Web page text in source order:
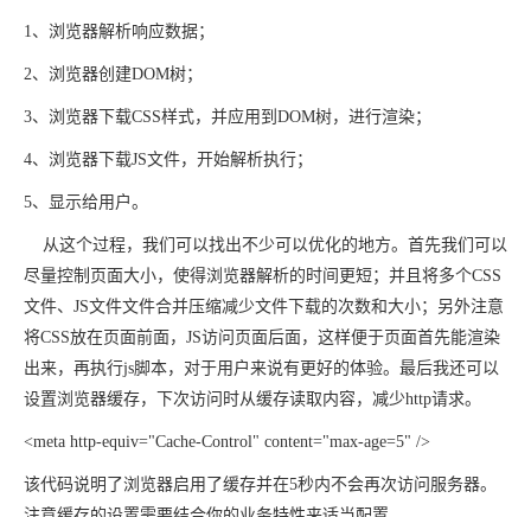
1、浏览器解析响应数据；
2、浏览器创建DOM树；
3、浏览器下载CSS样式，并应用到DOM树，进行渲染；
4、浏览器下载JS文件，开始解析执行；
5、显示给用户。
从这个过程，我们可以找出不少可以优化的地方。首先我们可以
尽量控制页面大小，使得浏览器解析的时间更短；并且将多个CSS
文件、JS文件文件合并压缩减少文件下载的次数和大小；另外注意
将CSS放在页面前面，JS访问页面后面，这样便于页面首先能渲染
出来，再执行js脚本，对于用户来说有更好的体验。最后我还可以
设置浏览器缓存，下次访问时从缓存读取内容，减少http请求。
<meta http-equiv="Cache-Control" content="max-age=5" />
该代码说明了浏览器启用了缓存并在5秒内不会再次访问服务器。